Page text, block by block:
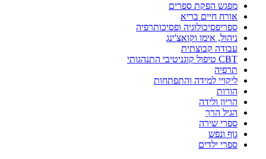
מפגש הפקת ספרים
אורח חיים בריא
ספריפסיכולוגיה ופסיכותרפיה
ניהול, אימו וקואצ'ינג
עבודה קבוצתית
CBT טיפול קוגניטיבי התנהגותי
תרפיה
ליקויי למידה והתפתחות
הורות
הריון ולידה
הגיל הרך
ספרי שירה
גוף ונפש
ספרי ילדים